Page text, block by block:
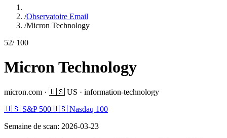
/Observatoire Email
/Micron Technology
52/ 100
Micron Technology
micron.com · 🇺🇸 US · information-technology
🇺🇸 S&P 500🇺🇸 Nasdaq 100
Semaine de scan: 2026-03-23